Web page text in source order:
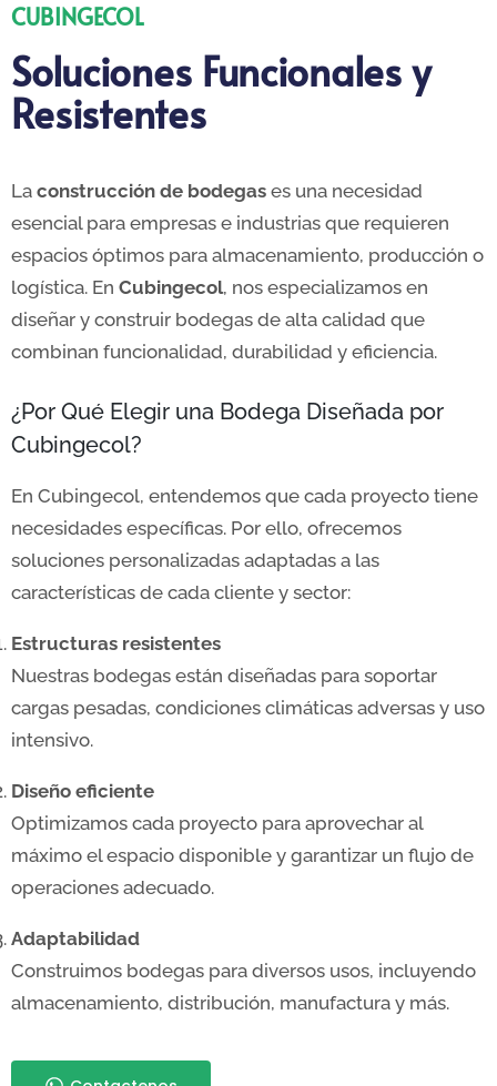
CUBINGECOL
Soluciones Funcionales y
Resistentes
La construcción de bodegas es una necesidad
esencial para empresas e industrias que requieren
espacios óptimos para almacenamiento, producción o
logística. En Cubingecol, nos especializamos en
diseñar y construir bodegas de alta calidad que
combinan funcionalidad, durabilidad y eficiencia.
¿Por Qué Elegir una Bodega Diseñada por
Cubingecol?
En Cubingecol, entendemos que cada proyecto tiene
necesidades específicas. Por ello, ofrecemos
soluciones personalizadas adaptadas a las
características de cada cliente y sector:
Estructuras resistentes
Nuestras bodegas están diseñadas para soportar
cargas pesadas, condiciones climáticas adversas y uso
intensivo.
Diseño eficiente
Optimizamos cada proyecto para aprovechar al
máximo el espacio disponible y garantizar un flujo de
operaciones adecuado.
Adaptabilidad
Construimos bodegas para diversos usos, incluyendo
almacenamiento, distribución, manufactura y más.